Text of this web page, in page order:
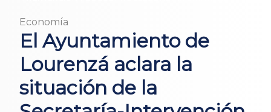
Economía
El Ayuntamiento de
Lourenzá aclara la
situación de la